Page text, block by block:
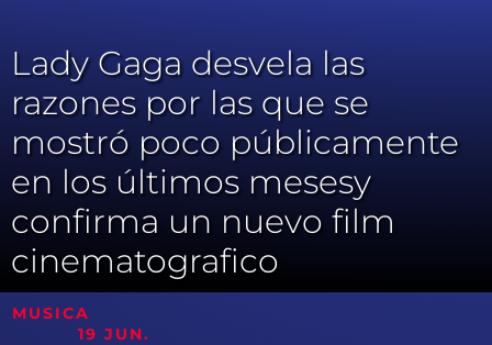
Lady Gaga desvela las
razones por las que se
mostró poco públicamente
en los últimos mesesy
confirma un nuevo film
cinematografico
MUSICA
19 JUN.